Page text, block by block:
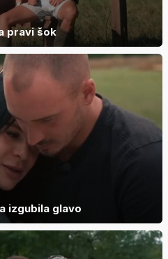
pravi šok
izgubila glavo